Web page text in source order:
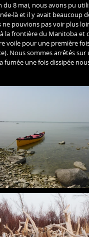
8 mai, nous avons pu
là et il y avait beaucoup
pouvions pas voir plus
la frontière du Manitoba et
voile pour une première
Nous sommes arrêtés
fumée une fois dissipée